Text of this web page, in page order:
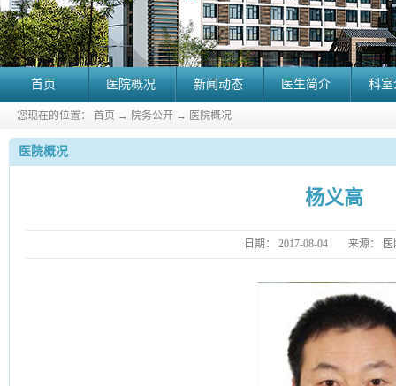
首页 医院概况 新闻动态 医生简介 科
您现在的位置： 首页 → 院务公开 → 医院概况
医院概况
杨义高
日期： 2017-08-04 来源：